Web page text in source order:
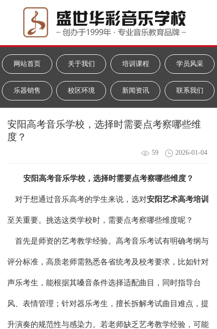
网站首页 关于我们 培训课程 学员风采
乐器销售 校区环境 新闻资讯 联系我们
安阳高考音乐学校，选择时需要点考察哪些维
度？
59 2026-01-04
安阳高考音乐学校 ，选择时需要点考察哪些维度？
对于想通过音乐高考的学生来说，选对安阳艺术高考培训
至关重要。挑选这类学校时，需要点考察哪些维度呢？
首先是师资的艺考教学经验。高考音乐考试有明确考纲与
评分标准，高质老师需熟悉各省统考及校考要求，比如针对
声乐考生，能根据其嗓音条件选择适配曲目，同时指导台
风、表情管理；针对器乐考生，擅长拆解考试曲目难点，提
升演奏的规范性与感染力。若老师缺乏艺考教学经验，可能